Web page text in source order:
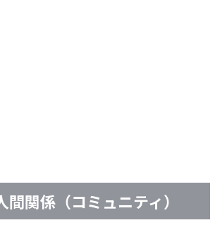
関係（コミュニティ）